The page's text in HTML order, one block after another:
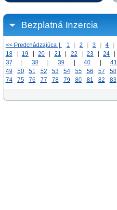
Bezplatná Inzercia
<< Predchádzajúca | 1 2 3 4
18
19 20 21 22 23 24
37
38 39 40 41
49
50 51 52 53 54 55 56 57 58
74
75 76 77 78 79 80 81 82 83